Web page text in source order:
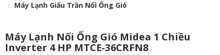
Máy Lạnh Giấu Trần Nối Ống Gió
Máy Lạnh Nối Ống Gió Midea 1 Chiều
Inverter 4 HP MTCE-36CRFN8